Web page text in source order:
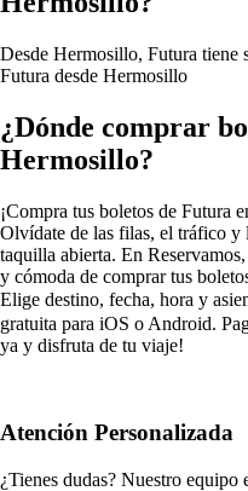
Desde Hermosillo, Futura tiene
Futura desde Hermosillo
¿Dónde comprar
Hermosillo?
¡Compra tus boletos de Futura
Olvídate de las filas, el tráfico y
taquilla abierta. En
y cómoda de comprar tus
Elige destino, fecha, hora y
gratuita para iOS o Android.
ya y disfruta de tu viaje!
Atención Personalizada
¿Tienes dudas? Nuestro equipo